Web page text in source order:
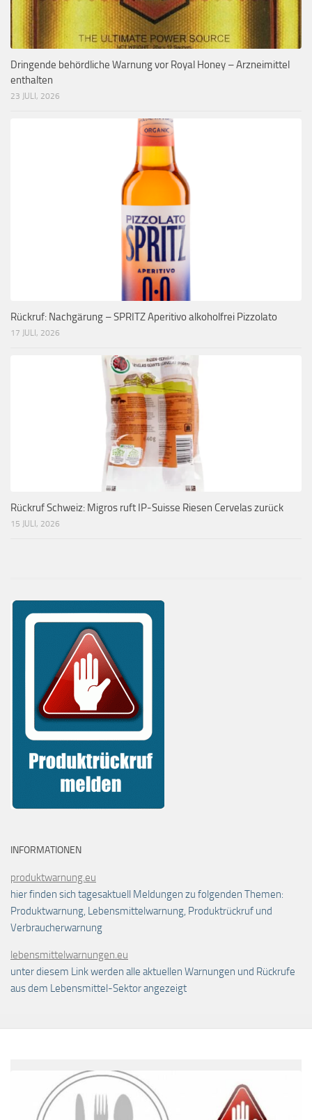
Dringende behördliche Warnung vor Royal Honey – Arzneimittel
enthalten
23 JULI, 2026
Rückruf: Nachgärung – SPRITZ Aperitivo alkoholfrei Pizzolato
17 JULI, 2026
Rückruf Schweiz: Migros ruft IP-Suisse Riesen Cervelas zurück
15 JULI, 2026
INFORMATIONEN
produktwarnung.eu
hier finden sich tagesaktuell Meldungen zu folgenden Themen:
Produktwarnung, Lebensmittelwarnung, Produktrückruf und
Verbraucherwarnung
lebensmittelwarnungen.eu
unter diesem Link werden alle aktuellen Warnungen und Rückrufe
aus dem Lebensmittel-Sektor angezeigt